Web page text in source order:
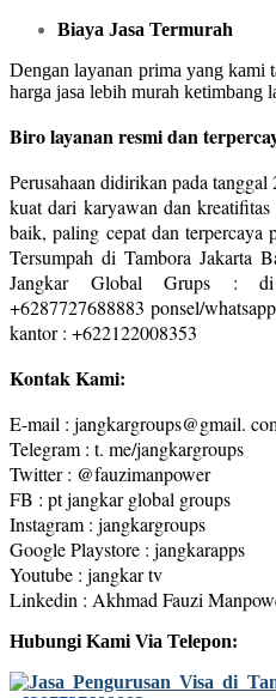
Biaya Jasa Termurah
Dengan layanan prima yang kami
harga jasa lebih murah ketimbang
Biro layanan resmi dan
Perusahaan didirikan pada
kuat dari karyawan dan
baik, paling cepat dan terpercaya
Tersumpah di Tambora Jakarta
Jangkar Global Grups :
+6287727688883 ponsel/
kantor : +622122008353
Kontak Kami:
E-mail : jangkargroups@gmail.
Telegram : t. me/jangkargroups
Twitter : @fauzimanpower
FB : pt jangkar global groups
Instagram : jangkargroups
Google Playstore : jangkarapps
Youtube : jangkar tv
Linkedin : Akhmad Fauzi
Hubungi Kami Via Telepon: